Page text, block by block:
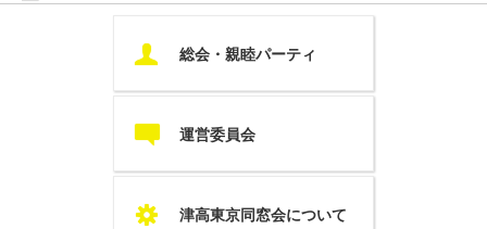
U 総会・親睦パーティ
c 運営委員会
S 津高東京同窓会について